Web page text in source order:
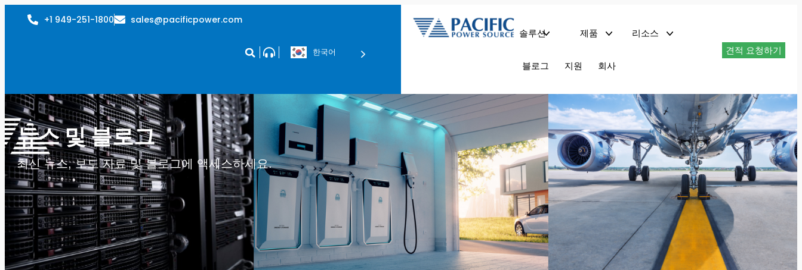
+1 949-251-1800 sales@pacificpower.com
한국어
솔루션 제품 리소스
블로그 지원 회사
견적 요청하기
뉴스 및 블로그
최신 뉴스, 보도 자료 및 블로그에 액세스하세요.